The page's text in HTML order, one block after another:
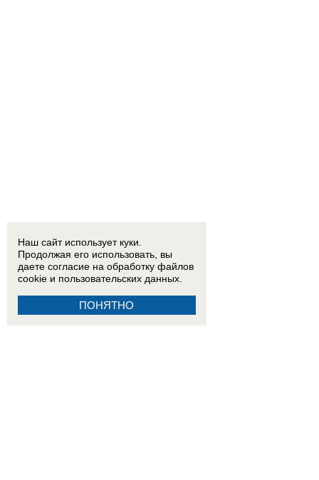
Наш сайт использует куки.
Продолжая его использовать, вы
даете согласие на обработку файлов
cookie и пользовательских данных.
ПОНЯТНО